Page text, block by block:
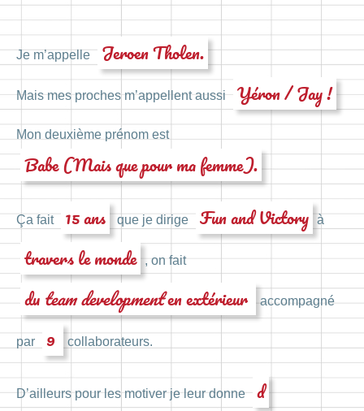
Je m’appelle Jeroen Tholen.
Mais mes proches m’appellent aussi Yéron / Jay !
Mon deuxième prénom est
Babe (Mais que pour ma femme).
Ça fait 15 ans que je dirige Fun and Victory à
travers le monde , on fait
du team developmenten extérieur accompagné
par 9 collaborateurs.
D’ailleurs pour les motiver je leur donne d